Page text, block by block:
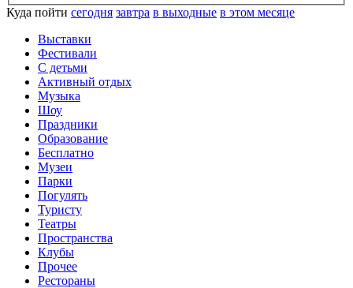
Куда пойти сегодня завтра в выходные в этом месяце
Выставки
Фестивали
С детьми
Активный отдых
Музыка
Шоу
Праздники
Образование
Бесплатно
Музеи
Парки
Погулять
Туристу
Театры
Пространства
Клубы
Прочее
Рестораны